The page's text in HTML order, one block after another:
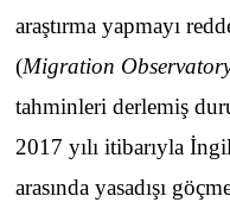
araştırma yapmayı
(Migration
tahminleri derlemiş
2017 yılı itibarıyla
arasında yasadışı